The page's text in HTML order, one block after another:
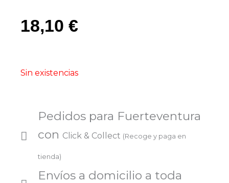
18,10 €
Sin existencias
Pedidos para Fuerteventura
con Click & Collect (Recoge y paga en
tienda)
Envíos a domicilio a toda